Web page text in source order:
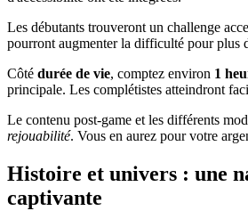
Les débutants trouveront un challenge
pourront augmenter la difficulté pour plus
Côté durée de vie, comptez environ 1
principale. Les complétistes atteindront
Le contenu post-game et les différents
rejouabilité. Vous en aurez pour votre
Histoire et univers : une
captivante